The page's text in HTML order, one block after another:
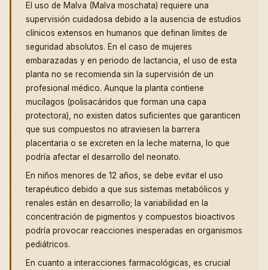
El uso de Malva (Malva moschata) requiere una
supervisión cuidadosa debido a la ausencia de estudios
clínicos extensos en humanos que definan límites de
seguridad absolutos. En el caso de mujeres
embarazadas y en periodo de lactancia, el uso de esta
planta no se recomienda sin la supervisión de un
profesional médico. Aunque la planta contiene
mucílagos (polisacáridos que forman una capa
protectora), no existen datos suficientes que garanticen
que sus compuestos no atraviesen la barrera
placentaria o se excreten en la leche materna, lo que
podría afectar el desarrollo del neonato.
En niños menores de 12 años, se debe evitar el uso
terapéutico debido a que sus sistemas metabólicos y
renales están en desarrollo; la variabilidad en la
concentración de pigmentos y compuestos bioactivos
podría provocar reacciones inesperadas en organismos
pediátricos.
En cuanto a interacciones farmacológicas, es crucial